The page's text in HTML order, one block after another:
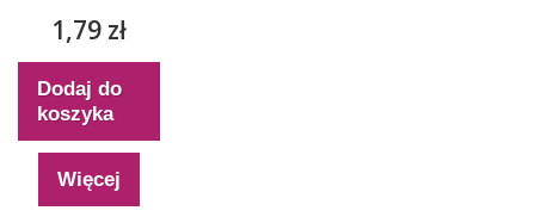
1,79 zł
Dodaj do
koszyka
Więcej